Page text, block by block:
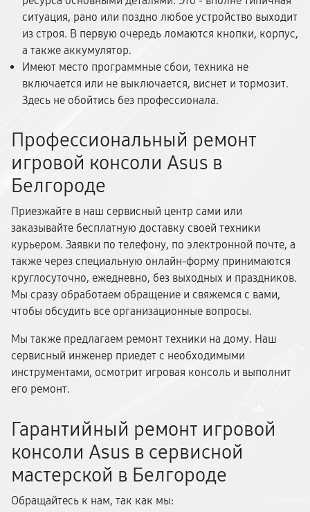
ситуация, рано или поздно любое устройство выходит
из строя. В первую очередь ломаются кнопки, корпус,
а также аккумулятор.
Имеют место программные сбои, техника не
включается или не выключается, виснет и тормозит.
Здесь не обойтись без профессионала.
Профессиональный ремонт
игровой консоли Asus в
Белгороде
Приезжайте в наш сервисный центр сами или
заказывайте бесплатную доставку своей техники
курьером. Заявки по телефону, по электронной почте, а
также через специальную онлайн-форму принимаются
круглосуточно, ежедневно, без выходных и праздников.
Мы сразу обработаем обращение и свяжемся с вами,
чтобы обсудить все организационные вопросы.
Мы также предлагаем ремонт техники на дому. Наш
сервисный инженер приедет с необходимыми
инструментами, осмотрит игровая консоль и выполнит
его ремонт.
Гарантийный ремонт игровой
консоли Asus в сервисной
мастерской в Белгороде
Обращайтесь к нам, так как мы: